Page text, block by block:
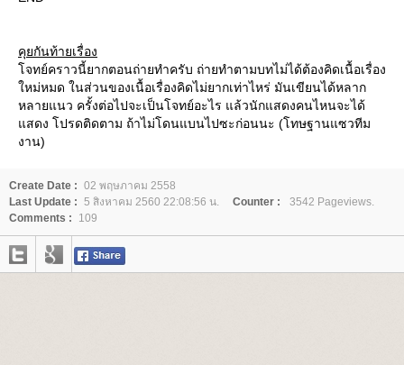
คุยกันท้ายเรื่อง
จทย์คราวนี้ยากตอนถ่ายทำครับ ถ่ายทำตามบทไม่ได้ต้องคิดเนื้อเรื่อง
หม่หมด ในส่วนของเนื้อเรื่องคิดไม่ยากเท่าไหร่ มันเขียนได้หลาก
หลายแนว ครั้งต่อไปจะเป็นโจทย์อะไร แล้วนักแสดงคนไหนจะได้
สดง โปรดติดตาม ถ้าไม่โดนแบนไปซะก่อนนะ (โทษฐานแซวทีม
งาน)
Create Date : 02 พฤษภาคม 2558
Last Update : 5 สิงหาคม 2560 22:08:56 น. Counter :
3542 Pageviews.
Comments :
109